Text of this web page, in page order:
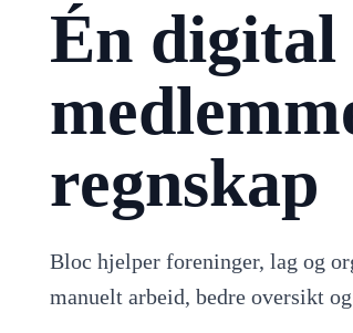
Én
regnskap
Bloc hjelper foreninger, lag og
manuelt arbeid, bedre oversikt